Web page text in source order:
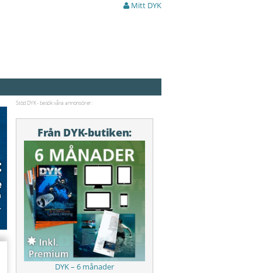
Mitt DYK
Stöd DYK - besök våra annonsörer:
Från DYK-butiken:
DYK – 6 månader